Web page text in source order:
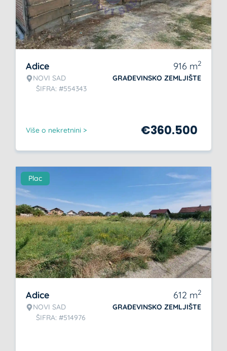
Adice
NOVI SAD
ŠIFRA: #554343
916 m2
GRAĐEVINSKO ZEMLJIŠTE
Više o nekretnini > €360.500
Plac
Adice
NOVI SAD
ŠIFRA: #514976
612 m2
GRAĐEVINSKO ZEMLJIŠTE